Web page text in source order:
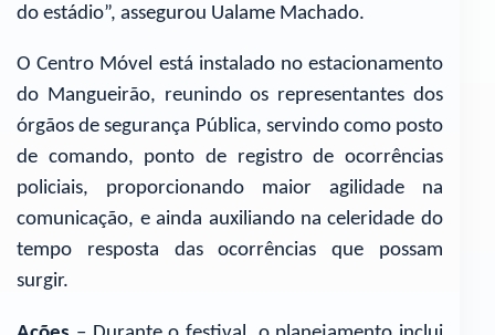
do estádio”, assegurou Ualame Machado.
O Centro Móvel está instalado no estacionamento
do Mangueirão, reunindo os representantes dos
órgãos de segurança Pública, servindo como posto
de comando, ponto de registro de ocorrências
policiais, proporcionando maior agilidade na
comunicação, e ainda auxiliando na celeridade do
tempo resposta das ocorrências que possam
surgir.